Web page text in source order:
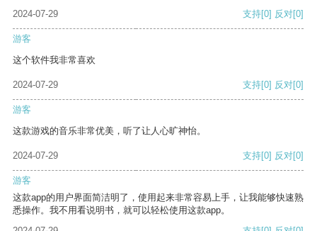
2024-07-29
支持[0] 反对[0]
游客
这个软件我非常喜欢
2024-07-29 支持[0] 反对[0]
游客
这款游戏的音乐非常优美，听了让人心旷神怡。
2024-07-29 支持[0] 反对[0]
游客
这款app的用户界面简洁明了，使用起来非常容易上手，让我能够快速熟
悉操作。我不用看说明书，就可以轻松使用这款app。